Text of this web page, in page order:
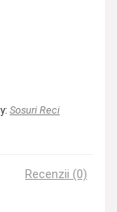
Sosuri Reci
Recenzii (0)